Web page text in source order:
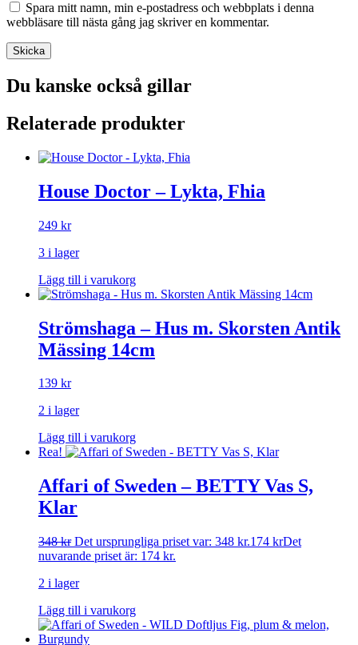
Spara mitt namn, min e-postadress och webbplats i denna
webbläsare till nästa gång jag skriver en kommentar.
Du kanske också gillar
Relaterade produkter
House Doctor – Lykta, Fhia
249 kr
3 i lager
Lägg till i varukorg
Strömshaga – Hus m. Skorsten Antik
Mässing 14cm
139 kr
2 i lager
Lägg till i varukorg
Rea!
Affari of Sweden – BETTY Vas S,
Klar
348kr Det ursprungliga priset var: 348 kr.174 krDet
nuvarande priset är: 174 kr.
2 i lager
Lägg till i varukorg